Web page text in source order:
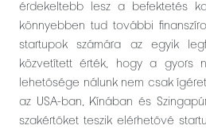
érdekeltebb lesz a befektetés
könnyebben tud további
startupok számára az egyik
közvetített érték, hogy a gyors
lehetősége nálunk nem csak
az USA-ban, Kínában és
szakértőket teszik elérhetővé